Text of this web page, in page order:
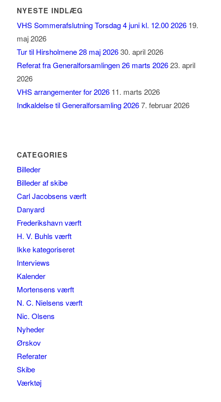
NYESTE INDLÆG
VHS Sommerafslutning Torsdag 4 juni kl. 12.00 2026 19.
maj 2026
Tur til Hirsholmene 28 maj 2026 30. april 2026
Referat fra Generalforsamlingen 26 marts 2026 23. april
2026
VHS arrangementer for 2026 11. marts 2026
Indkaldelse til Generalforsamling 2026 7. februar 2026
CATEGORIES
Billeder
Billeder af skibe
Carl Jacobsens værft
Danyard
Frederikshavn værft
H. V. Buhls værft
Ikke kategoriseret
Interviews
Kalender
Mortensens værft
N. C. Nielsens værft
Nic. Olsens
Nyheder
Ørskov
Referater
Skibe
Værktøj